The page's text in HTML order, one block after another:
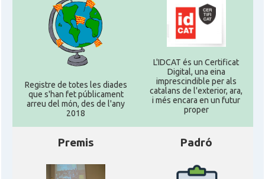
Registre de totes les diades
que s'han fet públicament
arreu del món, des de l'any
2018
L'IDCAT és un Certificat
Digital, una eina
imprescindible per als
catalans de l'exterior, ara,
i més encara en un futur
proper
Premis Padró